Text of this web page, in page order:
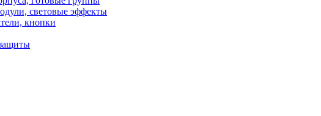
световые эффекты
кнопки